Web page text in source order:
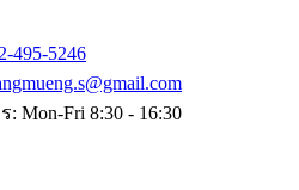
495-5246
: Mon-Fri 8:30 - 16:30